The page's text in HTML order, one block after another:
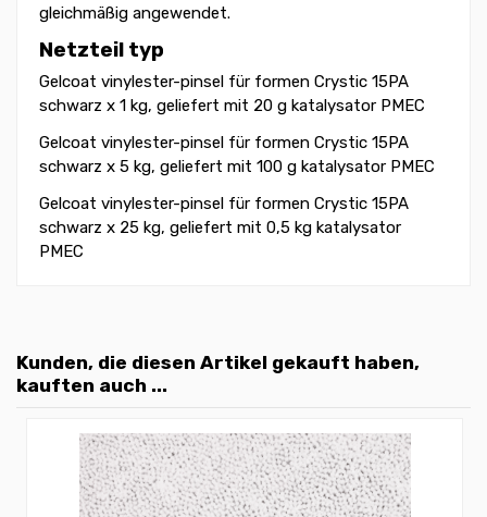
gleichmäßig angewendet.
Netzteil typ
Gelcoat vinylester-pinsel für formen Crystic 15PA
schwarz x 1 kg, geliefert mit 20 g katalysator PMEC
Gelcoat vinylester-pinsel für formen Crystic 15PA
schwarz x 5 kg, geliefert mit 100 g katalysator PMEC
Gelcoat vinylester-pinsel für formen Crystic 15PA
schwarz x 25 kg, geliefert mit 0,5 kg katalysator
PMEC
Kunden, die diesen Artikel gekauft haben,
kauften auch ...